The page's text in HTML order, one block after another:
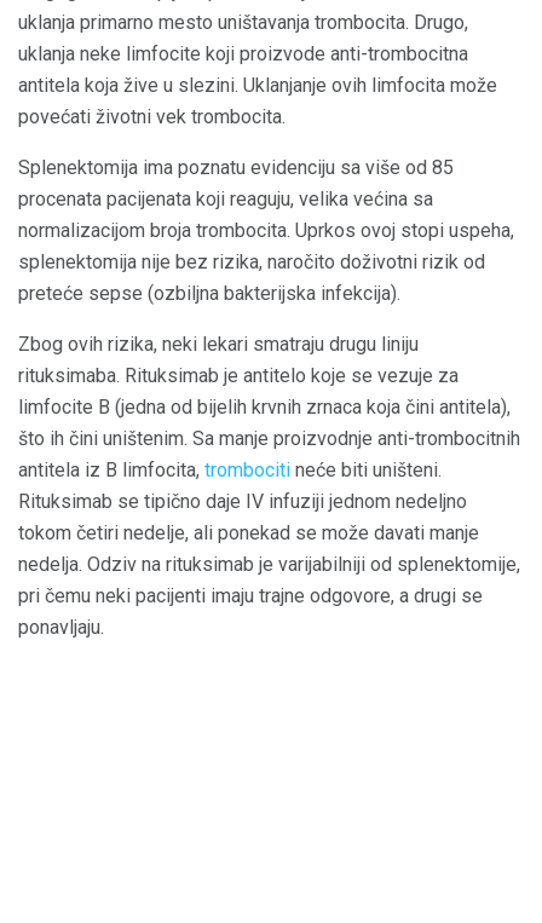
uklanja primarno mesto uništavanja trombocita. Drugo,
uklanja neke limfocite koji proizvode anti-trombocitna
antitela koja žive u slezini. Uklanjanje ovih limfocita može
povećati životni vek trombocita.
Splenektomija ima poznatu evidenciju sa više od 85
procenata pacijenata koji reaguju, velika većina sa
normalizacijom broja trombocita. Uprkos ovoj stopi uspeha,
splenektomija nije bez rizika, naročito doživotni rizik od
preteće sepse (ozbiljna bakterijska infekcija).
Zbog ovih rizika, neki lekari smatraju drugu liniju
rituksimaba. Rituksimab je antitelo koje se vezuje za
limfocite B (jedna od bijelih krvnih zrnaca koja čini antitela),
što ih čini uništenim. Sa manje proizvodnje anti-trombocitnih
antitela iz B limfocita, trombociti neće biti uništeni.
Rituksimab se tipično daje IV infuziji jednom nedeljno
tokom četiri nedelje, ali ponekad se može davati manje
nedelja. Odziv na rituksimab je varijabilniji od splenektomije,
pri čemu neki pacijenti imaju trajne odgovore, a drugi se
ponavljaju.